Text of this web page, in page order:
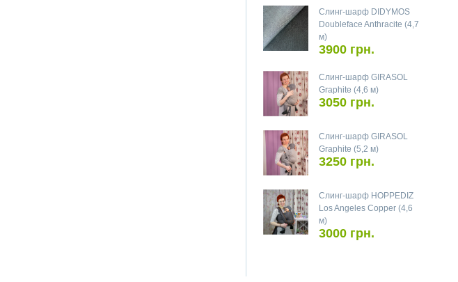
Слинг-шарф DIDYMOS
Doubleface Anthracite (4,7
м)
3900 грн.
Слинг-шарф GIRASOL
Graphite (4,6 м)
3050 грн.
Слинг-шарф GIRASOL
Graphite (5,2 м)
3250 грн.
Слинг-шарф HOPPEDIZ
Los Angeles Copper (4,6
м)
3000 грн.